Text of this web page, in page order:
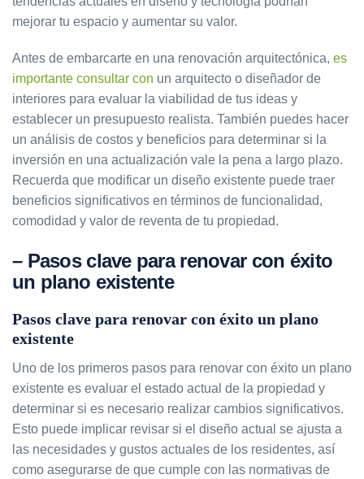
mejorar tu espacio y aumentar su valor.
Antes de embarcarte en una renovación arquitectónica, es
importante consultar con un arquitecto o diseñador de
interiores para evaluar la viabilidad de tus ideas y
establecer un presupuesto realista. También puedes hacer
un análisis de costos y beneficios para determinar si la
inversión en una actualización vale la pena a largo plazo.
Recuerda que modificar un diseño existente puede traer
beneficios significativos en términos de funcionalidad,
comodidad y valor de reventa de tu propiedad.
– Pasos clave para renovar con éxito
un plano existente
Pasos clave para renovar con éxito un plano
existente
Uno de los primeros pasos para renovar con éxito un plano
existente es evaluar el estado actual de la propiedad y
determinar si es necesario realizar cambios significativos.
Esto puede implicar revisar si el diseño actual se ajusta a
las necesidades y gustos actuales de los residentes, así
como asegurarse de que cumple con las normativas de